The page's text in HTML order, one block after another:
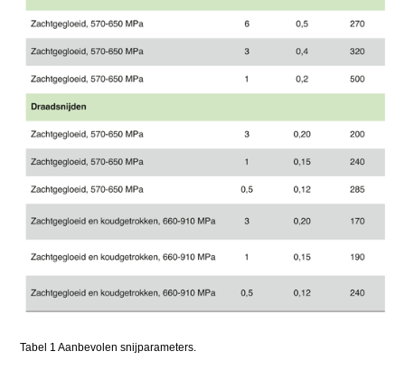
Tabel 1 Aanbevolen snijparameters.